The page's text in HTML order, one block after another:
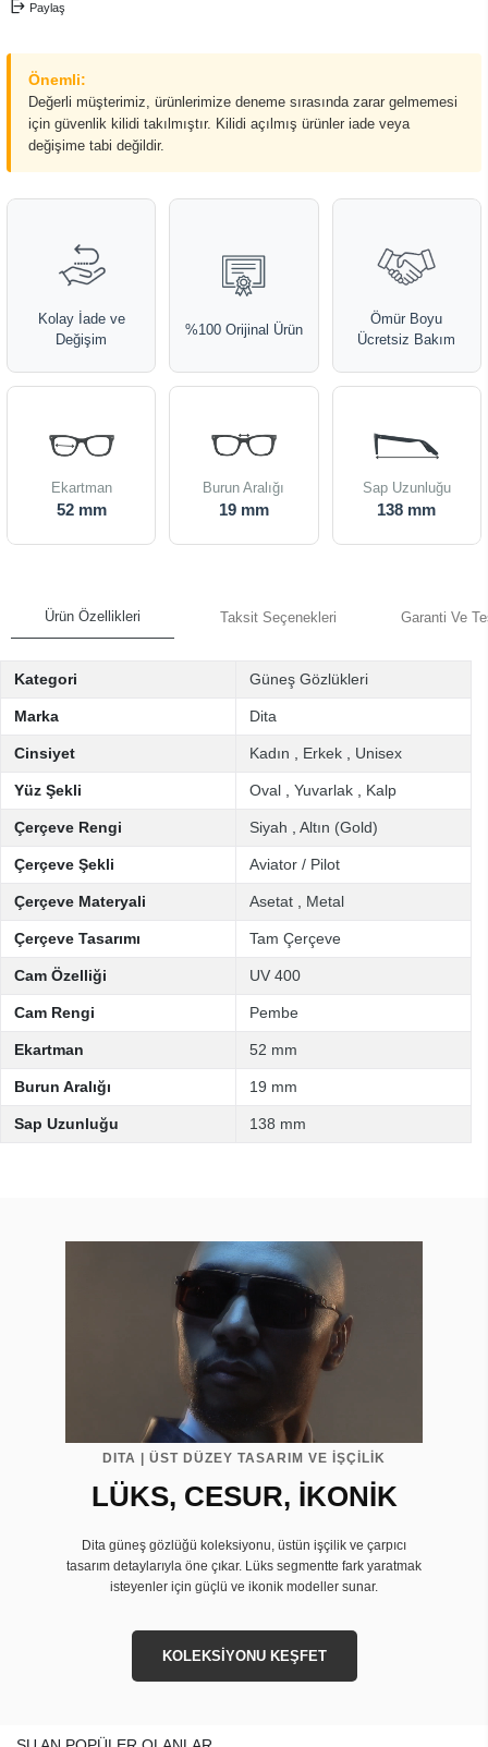
Paylaş
Önemli:
Değerli müşterimiz, ürünlerimize deneme sırasında zarar gelmemesi
için güvenlik kilidi takılmıştır. Kilidi açılmış ürünler iade veya
değişime tabi değildir.
Kolay İade ve
Değişim
%100 Orijinal Ürün
Ömür Boyu
Ücretsiz Bakım
Ekartman
52 mm
Burun Aralığı
19 mm
Sap Uzunluğu
138 mm
Ürün Özellikleri Taksit Seçenekleri Garanti Ve
Kategori Güneş Gözlükleri
Marka Dita
Cinsiyet Kadın Erkek Unisex
Yüz Şekli Oval Yuvarlak Kalp
Çerçeve Rengi Siyah Altın (Gold)
Çerçeve Şekli Aviator / Pilot
Çerçeve Materyali Asetat Metal
Çerçeve Tasarımı Tam Çerçeve
Cam Özelliği UV 400
Cam Rengi Pembe
Ekartman 52 mm
Burun Aralığı 19 mm
Sap Uzunluğu 138 mm
DITA | ÜST DÜZEY TASARIM VE İŞÇİLİK
LÜKS, CESUR, İKONİK
Dita güneş gözlüğü koleksiyonu, üstün işçilik ve çarpıcı
tasarım detaylarıyla öne çıkar. Lüks segmentte fark yaratmak
isteyenler için güçlü ve ikonik modeller sunar.
KOLEKSİYONU KEŞFET